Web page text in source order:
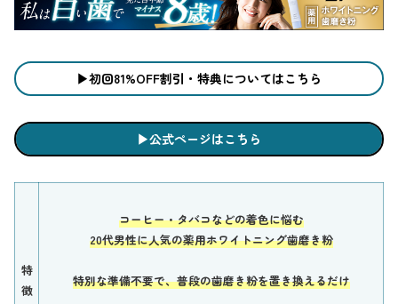
▶︎初回81%OFF割引・特典についてはこちら
▶︎公式ページはこちら
特
徴
コーヒー・タバコなどの着色に悩む
20代男性に人気の薬用ホワイトニング歯磨き粉
特別な準備不要で、普段の歯磨き粉を置き換えるだけ